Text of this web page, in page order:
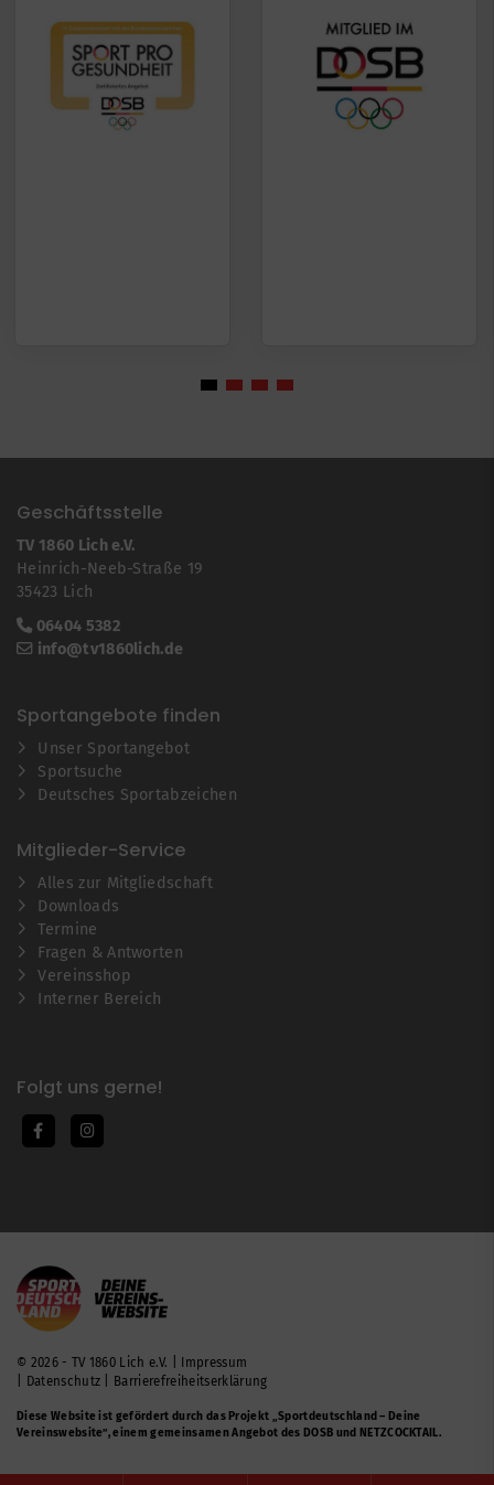
Geschäftsstelle
TV 1860 Lich e.V.
Heinrich-Neeb-Straße 19
35423 Lich
06404 5382
info@tv1860lich.de
Sportangebote finden
Unser Sportangebot
Sportsuche
Deutsches Sportabzeichen
Mitglieder-Service
Alles zur Mitgliedschaft
Downloads
Termine
Fragen & Antworten
Vereinsshop
Interner Bereich
Folgt uns gerne!
© 2026 - TV 1860 Lich e.V. | Impressum
Datenschutz Barrierefreiheitserklärung
Diese Website ist gefördert durch das Projekt „Sportdeutschland – Deine
Vereinswebsite”, einem gemeinsamen Angebot des DOSB und NETZCOCKTAIL.